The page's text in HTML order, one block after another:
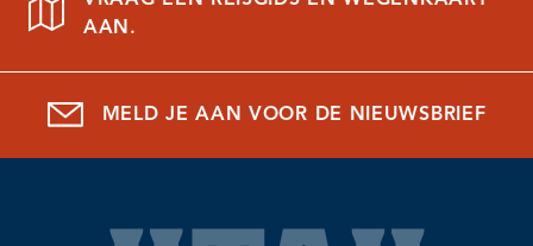
AAN.
MELD JE AAN VOOR DE NIEUWSBRIEF